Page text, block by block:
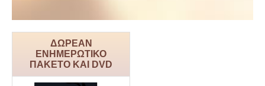
ΔΩΡΕΑΝ
ΕΝΗΜΕΡΩΤΙΚΟ
ΠΑΚΕΤΟ ΚΑΙ DVD